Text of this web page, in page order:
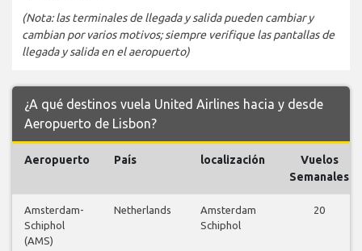
(Nota: las terminales de llegada y salida pueden cambiar y
cambian por varios motivos; siempre verifique las pantallas de
llegada y salida en el aeropuerto)
¿A qué destinos vuela United Airlines hacia y desde
Aeropuerto de Lisbon?
Aeropuerto País localización
Vuelos
Semanales
Amsterdam-
Schiphol
(AMS)
Netherlands
Amsterdam
Schiphol
20